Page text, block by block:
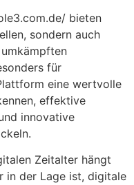
bieten
sondern auch
für
eine wertvolle
effektive
innovative
Zeitalter hängt
in der Lage ist, digitale